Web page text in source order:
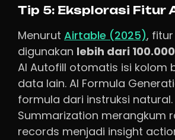
Tip 5: Eksplorasi Fitur
Menurut Airtable (2025),
digunakan lebih dari
AI Autofill otomatis isi kolom
data lain. AI Formula
formula dari instruksi natural.
Summarization merangkum
records menjadi insight